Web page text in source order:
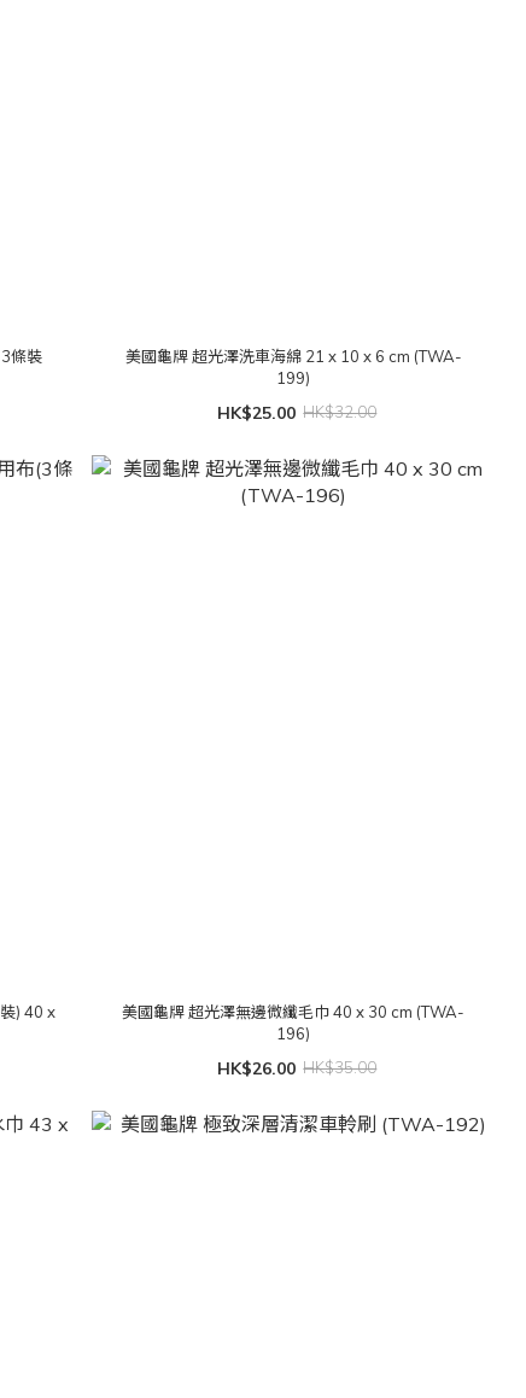
條裝
美國龜牌 超光澤洗車海綿 21 x 10 x 6 cm (TWA-
199)
HK$25.00 HK$32.00
) 40 x
美國龜牌 超光澤無邊微纖毛巾 40 x 30 cm (TWA-
196)
HK$26.00 HK$35.00